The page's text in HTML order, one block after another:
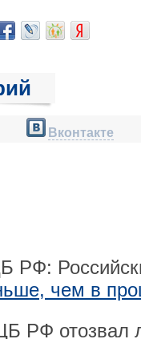
Вконтакте
РФ:
чем в
РФ отозвал